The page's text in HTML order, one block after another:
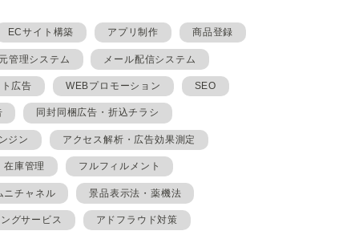
ECサイト構築 アプリ制作 商品登録
管理システム メール配信システム
広告 WEBプロモーション SEO
同封同梱広告・折込チラシ
ジン アクセス解析・広告効果測定
在庫管理 フルフィルメント
ニチャネル 景品表示法・薬機法
グサービス アドフラウド対策